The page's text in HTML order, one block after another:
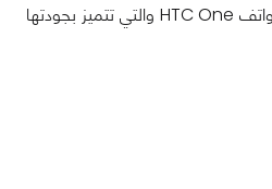
HTC One والتي تتميز بجودتها